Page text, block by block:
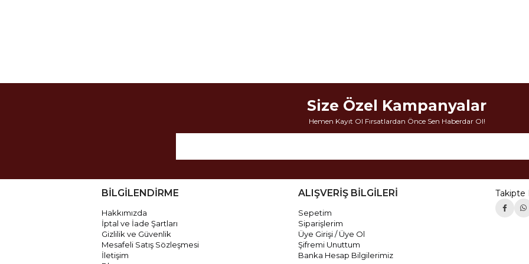
Size Özel Kampanyalar
Hemen Kayıt Ol Fırsatlardan Önce Sen Haberdar Ol!
BİLGİLENDİRME
Hakkımızda
İptal ve İade Şartları
Gizlilik ve Güvenlik
Mesafeli Satış Sözleşmesi
İletişim
ALIŞVERİŞ BİLGİLERİ
Sepetim
Siparişlerim
Üye Girişi / Üye Ol
Şifremi Unuttum
Banka Hesap Bilgilerimiz
Takipte